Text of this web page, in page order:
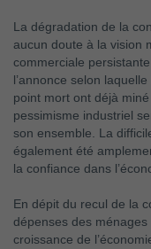
La dégradation de la
aucun doute à la vision
commerciale
l’annonce selon
point mort ont déjà
pessimisme industriel
son ensemble. La
également été
la confiance dans
En dépit du recul de la
dépenses des
croissance de